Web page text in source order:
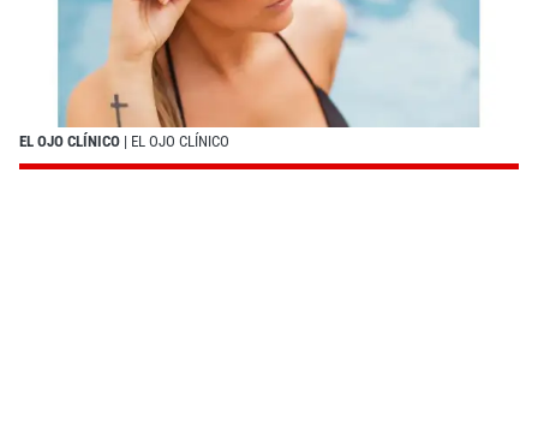
EL OJO CLÍNICO | EL OJO CLÍNICO